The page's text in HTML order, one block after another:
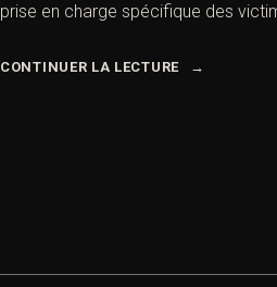
prise en charge spécifique des
CONTINUER LA LECTURE